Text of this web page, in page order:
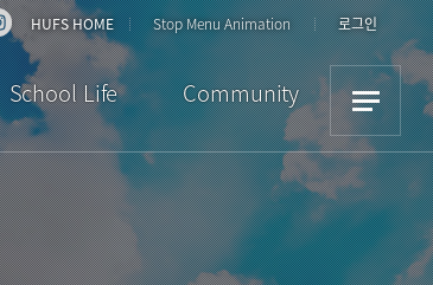
HUFS HOME Stop Menu Animation 로그인
School Life
Dormitory
Activities
Support
Community
Notice
News
Bulletin Board